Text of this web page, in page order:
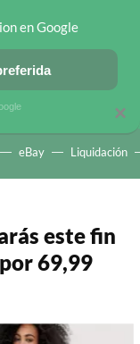
OFERTAS EN
eBay Liquidación
este fin
69,99
×
en Google